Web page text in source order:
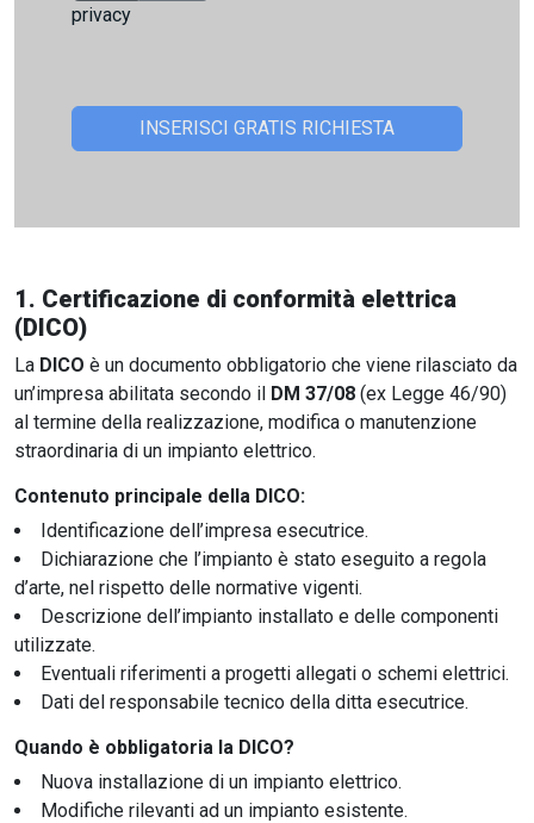
privacy
1. Certificazione di conformità elettrica
(DICO)
La DICO è un documento obbligatorio che viene rilasciato da
un’impresa abilitata secondo il DM 37/08 (ex Legge 46/90)
al termine della realizzazione, modifica o manutenzione
straordinaria di un impianto elettrico.
Contenuto principale della DICO:
Identificazione dell’impresa esecutrice.
Dichiarazione che l’impianto è stato eseguito a regola
d’arte, nel rispetto delle normative vigenti.
Descrizione dell’impianto installato e delle componenti
utilizzate.
Eventuali riferimenti a progetti allegati o schemi elettrici.
Dati del responsabile tecnico della ditta esecutrice.
Quando è obbligatoria la DICO?
Nuova installazione di un impianto elettrico.
Modifiche rilevanti ad un impianto esistente.